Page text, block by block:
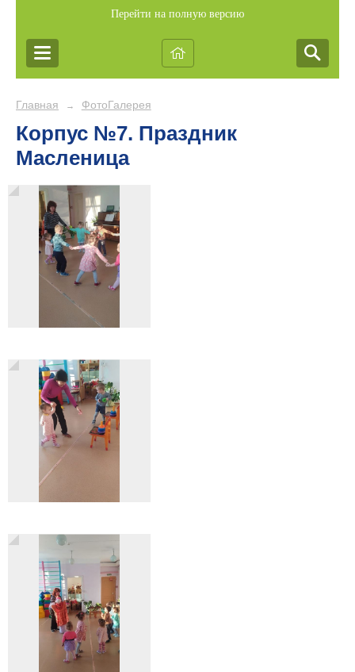
Перейти на полную версию
Главная → ФотоГалерея
Корпус №7. Праздник
Масленица